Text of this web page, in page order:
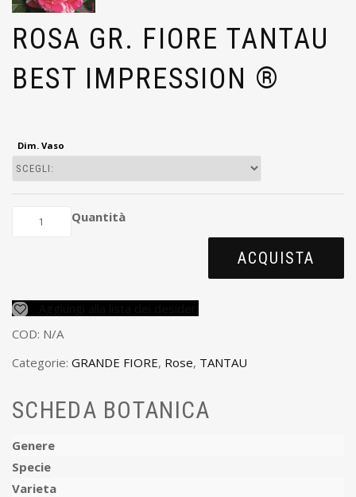
ROSA GR. FIORE TANTAU
BEST IMPRESSION ®
Dim. Vaso
Quantità
ACQUISTA
COD: N/A
Categorie: GRANDE FIORE, Rose, TANTAU
SCHEDA BOTANICA
Genere
Specie
Varieta